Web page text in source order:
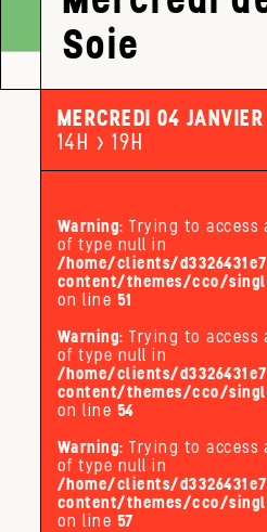
Soie
MERCREDI 04
14H > 19H
Warning: Trying to access
of type null in
/home/clients/
content/themes/cco/
on line 51
Warning: Trying to access
of type null in
/home/clients/
content/themes/cco/
on line 54
Warning: Trying to access
of type null in
/home/clients/
content/themes/cco/
on line 57